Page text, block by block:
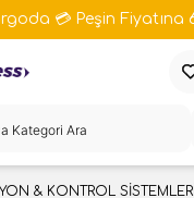
💳 Peşin Fiyatına
& KONTROL SİSTEMLERİ